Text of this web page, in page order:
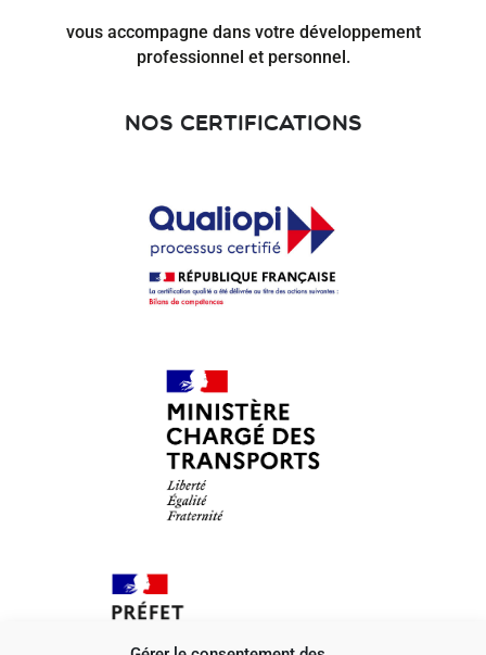
vous accompagne dans votre développement
professionnel et personnel.
Nos certifications